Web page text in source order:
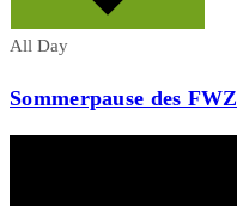
All Day
Sommerpause des FWZ